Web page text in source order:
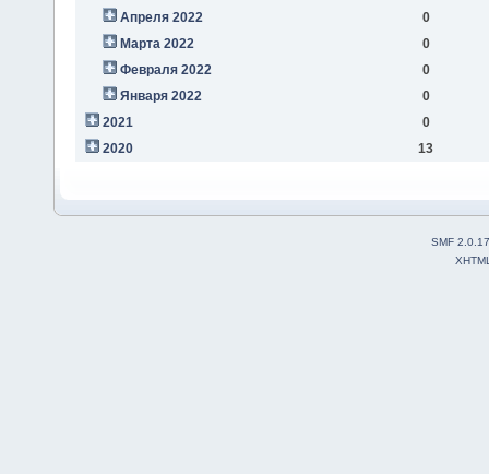
Апреля 2022
0
Марта 2022
0
Февраля 2022
0
Января 2022
0
2021
0
2020
13
SMF 2.0.17